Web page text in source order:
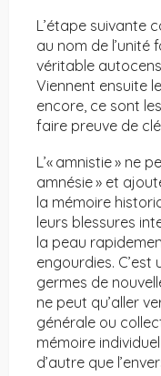
L’étape suivante
au nom de l’unité
véritable
Viennent ensuite
encore, ce sont
faire preuve de
L’« amnistie » ne
amnésie » et
la mémoire
leurs blessures
la peau
engourdies. C’est
germes de
ne peut qu’aller
générale ou
mémoire
d’autre que